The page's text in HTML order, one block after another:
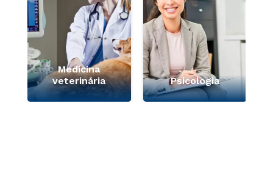
Medicina
veterinária
Psicologia